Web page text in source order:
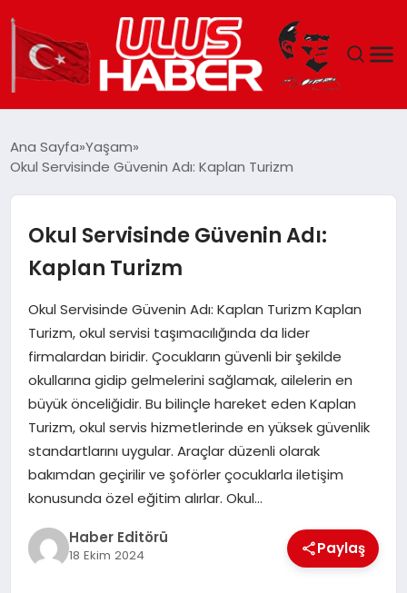
EKONOMI
SIYASET
MAGAZIN
Ana Sayfa Yaşam
Okul Servisinde Güvenin Adı: Kaplan Turizm
Okul Servisinde Güvenin Adı:
Kaplan Turizm
Okul Servisinde Güvenin Adı: Kaplan Turizm Kaplan
Turizm, okul servisi taşımacılığında da lider
firmalardan biridir. Çocukların güvenli bir şekilde
okullarına gidip gelmelerini sağlamak, ailelerin en
büyük önceliğidir. Bu bilinçle hareket eden Kaplan
Turizm, okul servis hizmetlerinde en yüksek güvenlik
standartlarını uygular. Araçlar düzenli olarak
bakımdan geçirilir ve şoförler çocuklarla iletişim
konusunda özel eğitim alırlar. Okul…
Haber Editörü
18 Ekim 2024 Paylaş